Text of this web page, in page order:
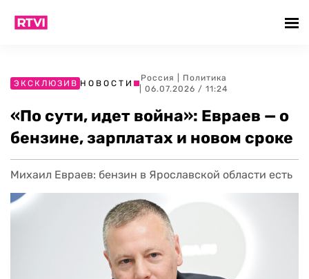
ЭКСКЛЮЗИВ НОВОСТИ
Россия
Политика
| 06.07.2026 / 11:24
«По сути, идет война»: Евраев — о
бензине, зарплатах и новом сроке
Михаил Евраев: бензин в Ярославской области есть